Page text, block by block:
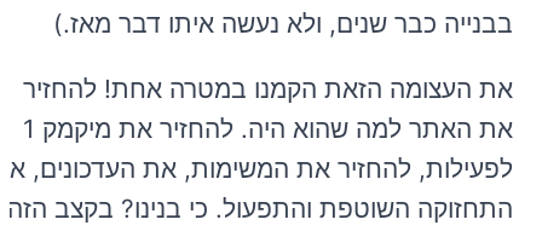
בבנייה כבר שנים, ולא נעשה איתו דבר מאז.)
את העצומה הזאת הקמנו במטרה אחת! להחזיר
את האתר למה שהוא היה. להחזיר את מיקמק 1
לפעילות, להחזיר את המשימות, את העדכונים,
התחזוקה השוטפת והתפעול. כי בנינו? בקצב הזה,